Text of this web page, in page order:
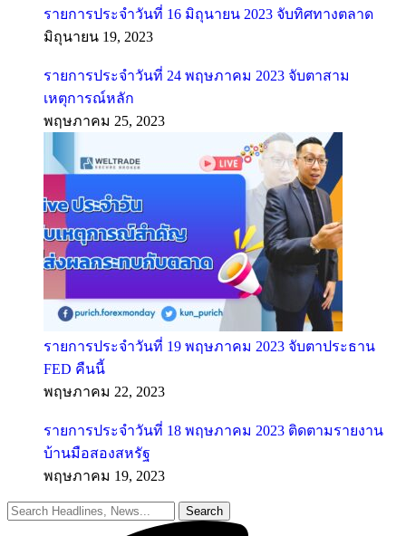
รายการประจำวันที่ 16 มิถุนายน 2023 จับทิศทางตลาด
มิถุนายน 19, 2023
รายการประจำวันที่ 24 พฤษภาคม 2023 จับตาสาม
เหตุการณ์หลัก
พฤษภาคม 25, 2023
รายการประจำวันที่ 19 พฤษภาคม 2023 จับตาประธาน
FED คืนนี้
พฤษภาคม 22, 2023
รายการประจำวันที่ 18 พฤษภาคม 2023 ติดตามรายงาน
บ้านมือสองสหรัฐ
พฤษภาคม 19, 2023